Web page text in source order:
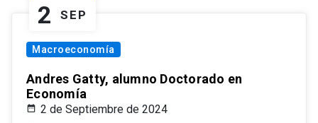
2 SEP
Macroeconomía
Andres Gatty, alumno Doctorado en
Economía
2 de Septiembre de 2024